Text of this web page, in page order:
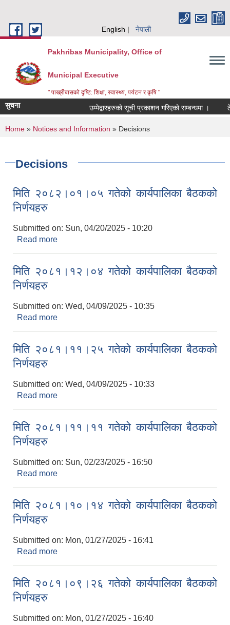
English नेपाली
Pakhribas Municipality, Office of
Municipal Executive
" पाख्रीबासको दृष्टि: शिक्षा, स्वास्थ्य, पर्यटन र कृषि "
सुचना उम्मेद्बारहरुको सूची प्रकाशन गरिएको सम्बन्धमा ।
You are here
Home » Notices and Information » Decisions
Decisions
मिति २०८२।०१।०५ गतेको कार्यपालिका बैठकको
निर्णयहरु
Submitted on: Sun, 04/20/2025 - 10:20
Read more
मिति २०८१।१२।०४ गतेको कार्यपालिका बैठकको
निर्णयहरु
Submitted on: Wed, 04/09/2025 - 10:35
Read more
मिति २०८१।११।२५ गतेको कार्यपालिका बैठकको
निर्णयहरु
Submitted on: Wed, 04/09/2025 - 10:33
Read more
मिति २०८१।११।११ गतेको कार्यपालिका बैठकको
निर्णयहरु
Submitted on: Sun, 02/23/2025 - 16:50
Read more
मिति २०८१।१०।१४ गतेको कार्यपालिका बैठकको
निर्णयहरु
Submitted on: Mon, 01/27/2025 - 16:41
Read more
मिति २०८१।०९।२६ गतेको कार्यपालिका बैठकको
निर्णयहरु
Submitted on: Mon, 01/27/2025 - 16:40